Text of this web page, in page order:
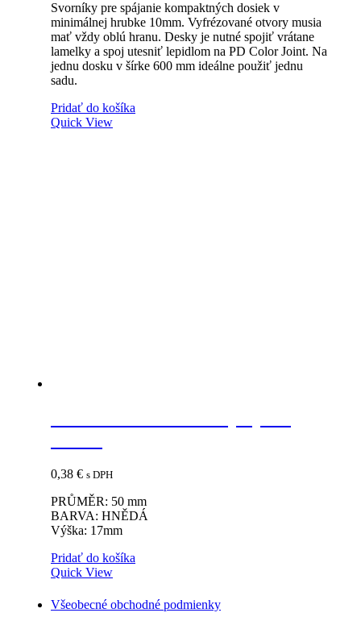
Svorníky pre spájanie kompaktných dosiek v
minimálnej hrubke 10mm. Vyfrézované otvory musia
mať vždy oblú hranu. Desky je nutné spojiť vrátane
lamelky a spoj utesniť lepidlom na PD Color Joint. Na
jednu dosku v šírke 600 mm ideálne použiť jednu
sadu.
Pridať do košíka
Quick View
0,38 € s DPH
PRŮMĚR: 50 mm
BARVA: HNĚDÁ
Výška: 17mm
Pridať do košíka
Quick View
Všeobecné obchodné podmienky